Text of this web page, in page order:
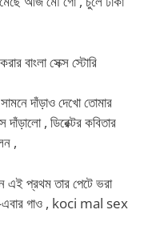
বাংলা সেক্স স্টোরি
দাঁড়াও দেখো তোমার
, ডিরেক্টর কবিতার
,
এই প্রথম তার পেটে ভরা
—এবার গাও , koci mal sex